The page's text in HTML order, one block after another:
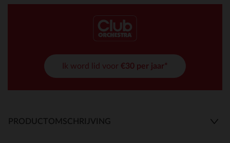
Ik word lid voor €30 per jaar*
PRODUCTOMSCHRIJVING